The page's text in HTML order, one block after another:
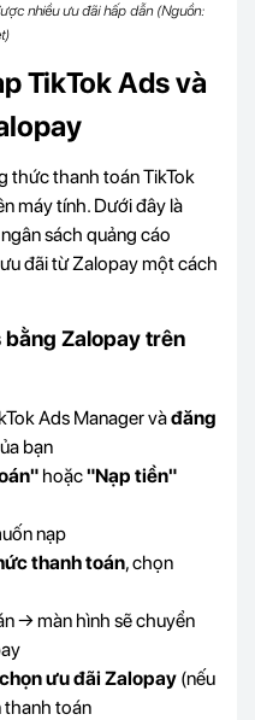
nhiều ưu đãi hấp dẫn (Nguồn:
TikTok Ads và
thức thanh toán TikTok
máy tính. Dưới đây là
sách quảng cáo
đãi từ Zalopay một cách
Zalopay trên
Ads Manager vàđăng
bạn
hoặc"Nạp tiền"
nạp
thanh toán, chọn
→ màn hình sẽ chuyển
chọn ưu đãi Zalopay (nếu
thanh toán